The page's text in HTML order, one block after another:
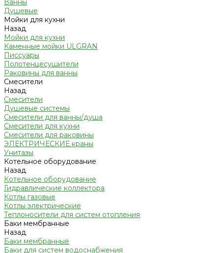
Ванны
Душевые
Мойки для кухни
Назад
Мойки для кухни
Каменные мойки ULGRAN
Писсуары
Полотенцесушители
Раковины для ванны
Смесители
Назад
Смесители
Душевые системы
Смесители для ванны/душа
Смесители для кухни
Смесители для раковины
ЭЛЕКТРИЧЕСКИЕ краны
Унитазы
Котельное оборудование
Назад
Котельное оборудование
Гидравлические коллектора
Котлы газовые
Котлы электрические
Теплоносители для систем отопления
Баки мембранные
Назад
Баки мембранные
Баки для систем водоснабжения